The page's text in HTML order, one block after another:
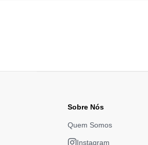
Sobre Nós
Quem Somos
Instagram